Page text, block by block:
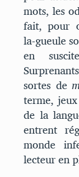
mots, les
fait, pour
la-gueule
en
sortes de
terme,
de la
entrent
monde
lecteur en